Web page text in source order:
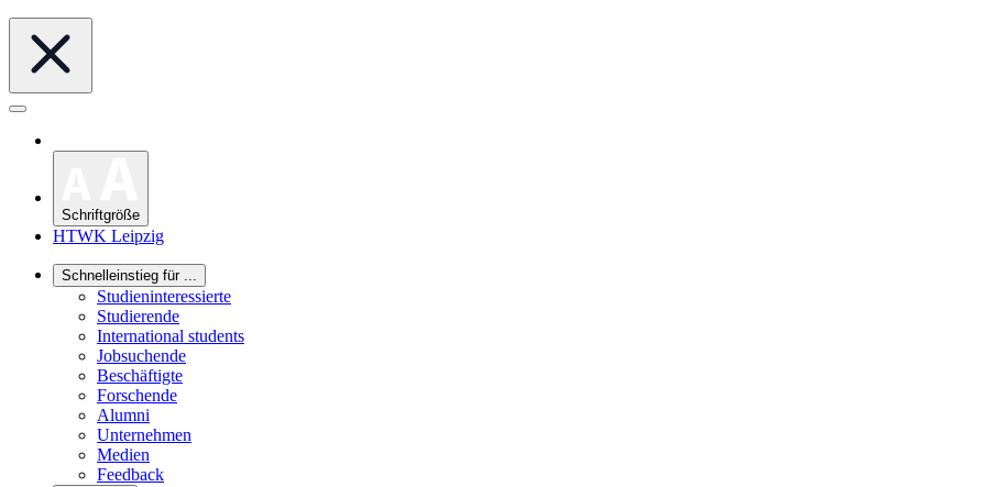
Schriftgröße
HTWK Leipzig
Schnelleinstieg für ...
Studieninteressierte
Studierende
International students
Jobsuchende
Beschäftigte
Forschende
Alumni
Unternehmen
Medien
Feedback